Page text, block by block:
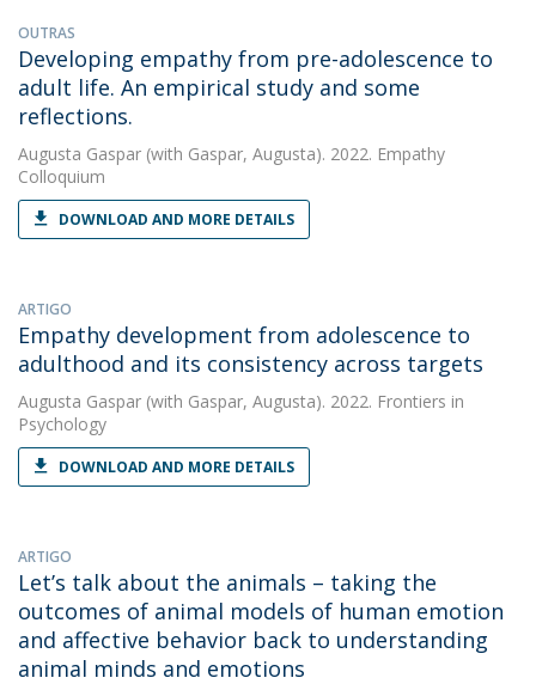
OUTRAS
Developing empathy from pre-adolescence to
adult life. An empirical study and some
reflections.
Augusta Gaspar (with Gaspar, Augusta). 2022. Empathy
Colloquium
DOWNLOAD AND MORE DETAILS
ARTIGO
Empathy development from adolescence to
adulthood and its consistency across targets
Augusta Gaspar (with Gaspar, Augusta). 2022. Frontiers in
Psychology
DOWNLOAD AND MORE DETAILS
ARTIGO
Let’s talk about the animals – taking the
outcomes of animal models of human emotion
and affective behavior back to understanding
animal minds and emotions